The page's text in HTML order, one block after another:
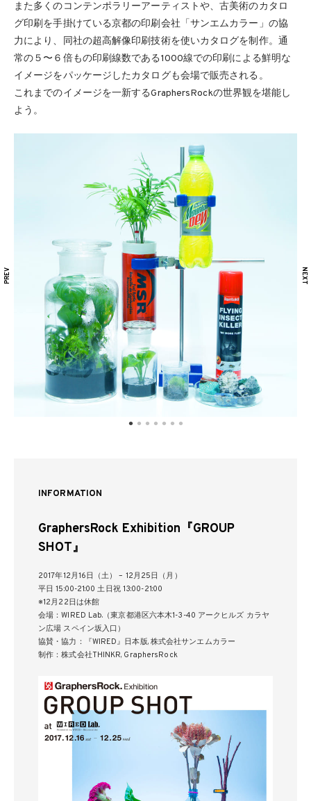
また多くのコンテンポラリーアーティストや、古美術のカタロ
グ印刷を手掛けている京都の印刷会社「サンエムカラー」の協
力により、同社の超高解像印刷技術を使いカタログを制作。通
常の５〜６倍もの印刷線数である1000線での印刷による鮮明な
イメージをパッケージしたカタログも会場で販売される。
これまでのイメージを一新するGraphersRockの世界観を堪能し
よう。
INFORMATION
GraphersRock Exhibition『GROUP
SHOT』
2017年12月16日（土） – 12月25日（月）
平日 15:00-21:00 土日祝 13:00-21:00
※12月22日は休館
会場：WIRED Lab.（東京都港区六本木1-3-40 アークヒルズ カラヤ
ン広場 スペイン坂入口）
協賛・協力：『WIRED』日本版, 株式会社サンエムカラー
制作：株式会社THINKR, GraphersRock